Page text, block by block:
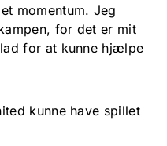
momentum. Jeg
for det er mit
for at kunne hjælpe
kunne have spillet